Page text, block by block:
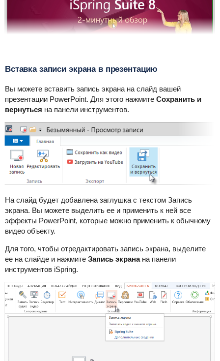
Вставка записи экрана в презентацию
Вы можете вставить запись экрана на слайд вашей
презентации PowerPoint. Для этого нажмите Сохранить и
вернуться на панели инструментов.
На слайд будет добавлена заглушка с текстом Запись
экрана. Вы можете выделить ее и применить к ней все
эффекты PowerPoint, которые можно применить к обычному
видео объекту.
Для того, чтобы отредактировать запись экрана, выделите
ее на слайде и нажмите Запись экранана панели
инструментов iSpring.